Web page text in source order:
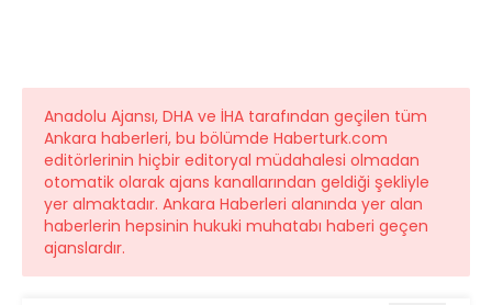
Anadolu Ajansı, DHA ve İHA tarafından geçilen tüm
Ankara haberleri, bu bölümde Haberturk.com
editörlerinin hiçbir editoryal müdahalesi olmadan
otomatik olarak ajans kanallarından geldiği şekliyle
yer almaktadır. Ankara Haberleri alanında yer alan
haberlerin hepsinin hukuki muhatabı haberi geçen
ajanslardır.